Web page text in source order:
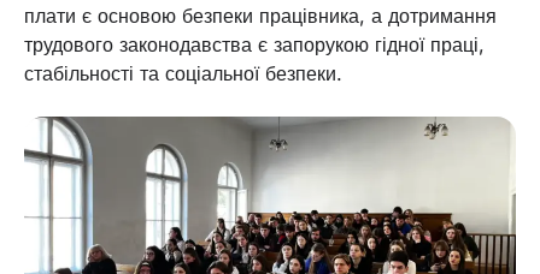
плати є основою безпеки працівника, а дотримання
трудового законодавства є запорукою гідної праці,
стабільності та соціальної безпеки.